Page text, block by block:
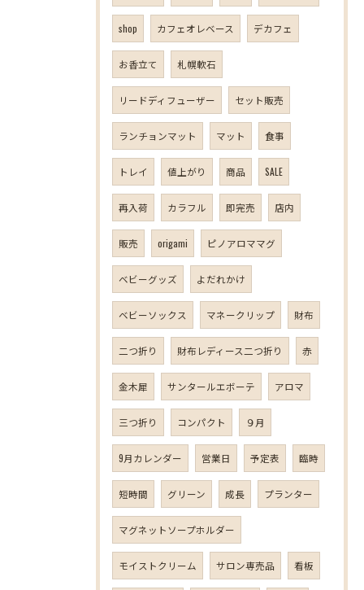
shop カフェオレベース デカフェ
お香立て 札幌軟石
リードディフューザー セット販売
ランチョンマット マット 食事
トレイ 値上がり 商品 SALE
再入荷 カラフル 即完売 店内
販売 origami ピノアロママグ
ベビーグッズ よだれかけ
ベビーソックス マネークリップ 財布
二つ折り 財布レディース二つ折り 赤
金木犀 サンタールエボーテ アロマ
三つ折り コンパクト ９月
9月カレンダー 営業日 予定表 臨時
短時間 グリーン 成長 プランター
マグネットソープホルダー
モイストクリーム サロン専売品 看板